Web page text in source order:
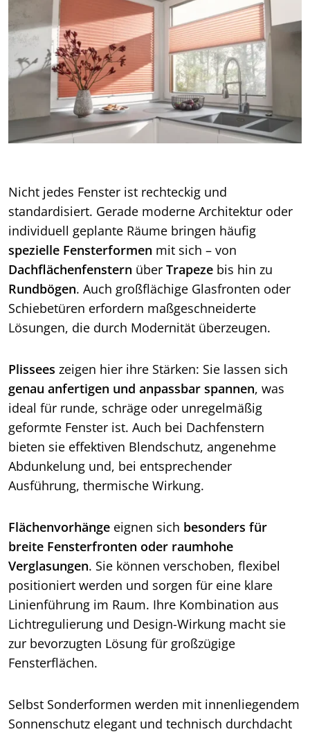
Nicht jedes Fenster ist rechteckig und
standardisiert. Gerade moderne Architektur oder
individuell geplante Räume bringen häufig
spezielle Fensterformen mit sich – von
Dachflächenfenstern über Trapeze bis hin zu
Rundbögen. Auch großflächige Glasfronten oder
Schiebetüren erfordern maßgeschneiderte
Lösungen, die durch Modernität überzeugen.
Plissees zeigen hier ihre Stärken: Sie lassen sich
genau anfertigen und anpassbar spannen, was
ideal für runde, schräge oder unregelmäßig
geformte Fenster ist. Auch bei Dachfenstern
bieten sie effektiven Blendschutz, angenehme
Abdunkelung und, bei entsprechender
Ausführung, thermische Wirkung.
Flächenvorhänge eignen sich besonders für
breite Fensterfronten oder raumhohe
Verglasungen. Sie können verschoben, flexibel
positioniert werden und sorgen für eine klare
Linienführung im Raum. Ihre Kombination aus
Lichtregulierung und Design-Wirkung macht sie
zur bevorzugten Lösung für großzügige
Fensterflächen.
Selbst Sonderformen werden mit innenliegendem
Sonnenschutz elegant und technisch durchdacht